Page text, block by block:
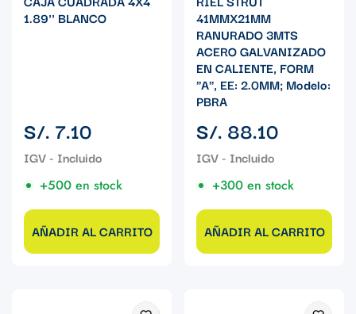
1.89'' BLANCO
Precio
regular
S/. 7.10
+500 en stock
AÑADIR AL CARRITO
41MMX21MM
RANURADO 3MTS
ACERO GALVANIZADO
EN CALIENTE, FORM
"A", EE: 2.0MM; Modelo:
PBRA
Precio
regular
S/. 88.10
+300 en stock
AÑADIR AL CARRITO